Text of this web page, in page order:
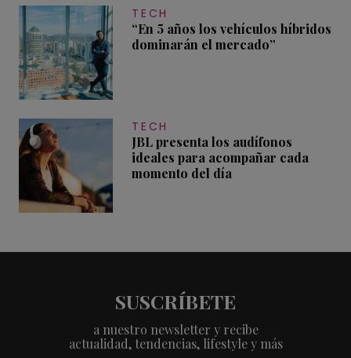
TECH
“En 5 años los vehículos híbridos
dominarán el mercado”
TECH
JBL presenta los audífonos
ideales para acompañar cada
momento del día
SUSCRÍBETE
a nuestro newsletter y recibe
actualidad, tendencias, lifestyle y más